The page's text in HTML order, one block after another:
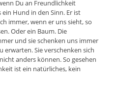
Du an Freundlichkeit
Hund in den Sinn. Er ist
immer, wenn er uns sieht, so
Oder ein Baum. Die
und sie schenken uns immer
erwarten. Sie verschenken sich
anders können. So gesehen
ist ein natürliches, kein